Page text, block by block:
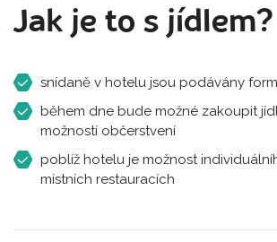
Jak je to s jídlem?
snídaně v hotelu jsou podávány
během dne bude možné zakoupit
možností občerstvení
poblíž hotelu je možnost
místních restauracích